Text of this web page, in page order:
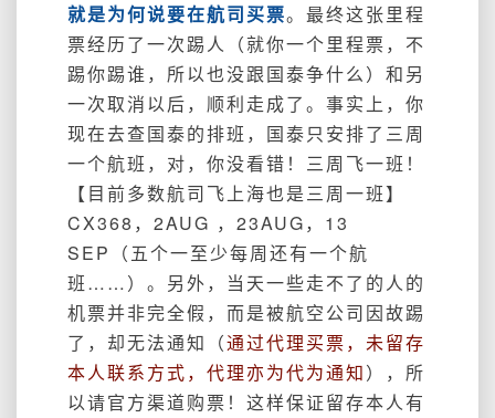
就是为何说要在航司买票。最终这张里程
票经历了一次踢人（就你一个里程票，不
踢你踢谁，所以也没跟国泰争什么）和另
一次取消以后，顺利走成了。事实上，你
现在去查国泰的排班，国泰只安排了三周
一个航班，对，你没看错！三周飞一班！
【目前多数航司飞上海也是三周一班】
CX368，2AUG ，23AUG，13
SEP（五个一至少每周还有一个航
班……）。另外，当天一些走不了的人的
机票并非完全假，而是被航空公司因故踢
了，却无法通知（通过代理买票，未留存
本人联系方式，代理亦为代为通知），所
以请官方渠道购票！这样保证留存本人有